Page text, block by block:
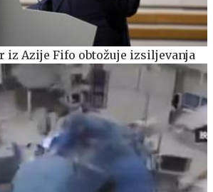
Azije Fifo obtožuje izsiljevanja